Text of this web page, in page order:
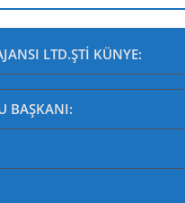
LTD.ŞTİ KÜNYE:
BAŞKANI: